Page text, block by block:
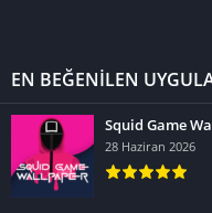
EN BEĞENİLEN
Squid Game
28 Haziran 2026